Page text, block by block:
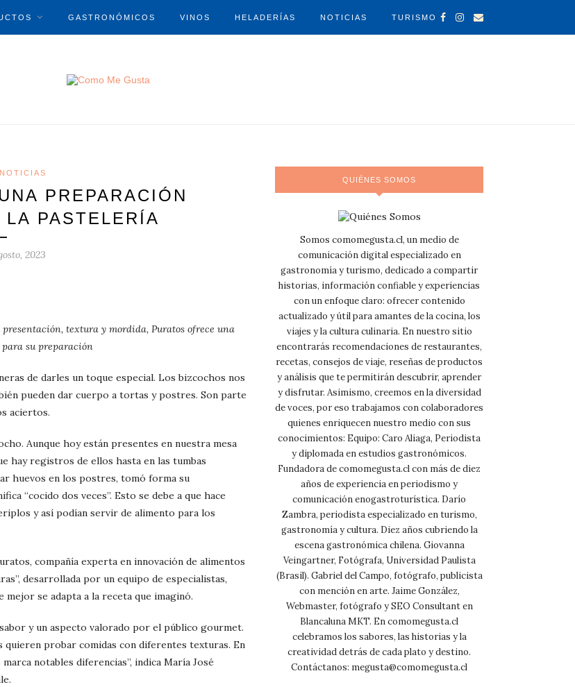
GASTRONÓMICOS VINOS HELADERÍAS NOTICIAS TURISMO
NOTICIAS
PREPARACIÓN
LA PASTELERÍA
2023
textura y mordida, Puratos ofrece una
su preparación
de darles un toque especial. Los bizcochos nos
pueden dar cuerpo a tortas y postres. Son parte
aciertos.
Aunque hoy están presentes en nuestra mesa
hay registros de ellos hasta en las tumbas
huevos en los postres, tomó forma su
“cocido dos veces”. Esto se debe a que hace
y así podían servir de alimento para los
compañía experta en innovación de alimentos
desarrollada por un equipo de especialistas,
se adapta a la receta que imaginó.
y un aspecto valorado por el público gourmet.
quieren probar comidas con diferentes texturas. En
notables diferencias”, indica María José
QUIÉNES SOMOS
Somos comomegusta.cl, un medio de
comunicación digital especializado en
gastronomía y turismo, dedicado a compartir
historias, información confiable y experiencias
con un enfoque claro: ofrecer contenido
actualizado y útil para amantes de la cocina, los
viajes y la cultura culinaria. En nuestro sitio
encontrarás recomendaciones de restaurantes,
recetas, consejos de viaje, reseñas de productos
y análisis que te permitirán descubrir, aprender
y disfrutar. Asimismo, creemos en la diversidad
de voces, por eso trabajamos con colaboradores
quienes enriquecen nuestro medio con sus
conocimientos: Equipo: Caro Aliaga, Periodista
y diplomada en estudios gastronómicos.
Fundadora de comomegusta.cl con más de diez
años de experiencia en periodismo y
comunicación enogastroturística. Darío
Zambra, periodista especializado en turismo,
gastronomía y cultura. Diez años cubriendo la
escena gastronómica chilena. Giovanna
Veingartner, Fotógrafa, Universidad Paulista
(Brasil). Gabriel del Campo, fotógrafo, publicista
con mención en arte. Jaime González,
Webmaster, fotógrafo y SEO Consultant en
Blancaluna MKT. En comomegusta.cl
celebramos los sabores, las historias y la
creatividad detrás de cada plato y destino.
Contáctanos: megusta@comomegusta.cl